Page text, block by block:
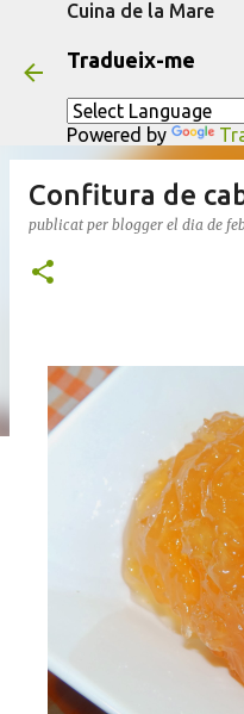
Cuina de la Mare
Tradueix-me
Powered by
Confitura de
publicat per blogger el dia de